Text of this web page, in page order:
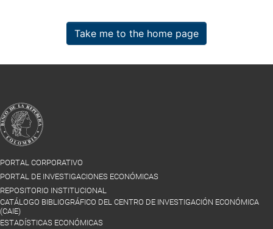
Take me to the home page
PORTAL CORPORATIVO
PORTAL DE INVESTIGACIONES ECONÓMICAS
REPOSITORIO INSTITUCIONAL
CATÁLOGO BIBLIOGRÁFICO DEL CENTRO DE INVESTIGACIÓN ECONÓMICA
(CAIE)
ESTADÍSTICAS ECONÓMICAS